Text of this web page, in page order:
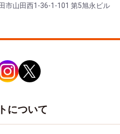
市山田西1-36-1-101 第5旭永ビル
について